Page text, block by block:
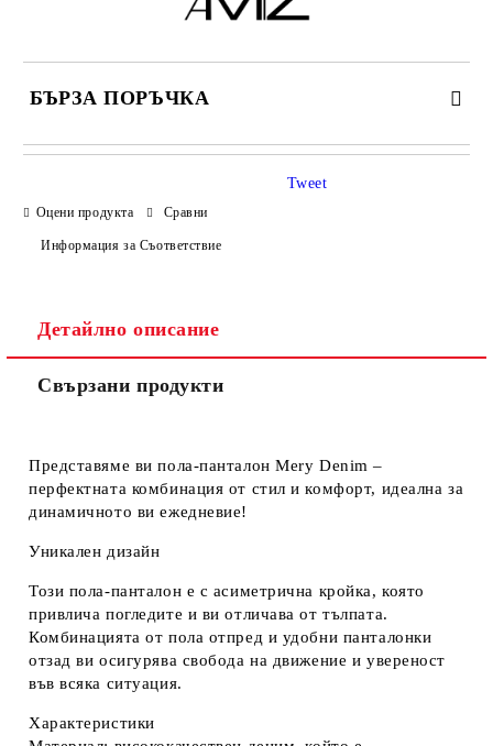
БЪРЗА ПОРЪЧКА
САМО ПОПЪЛНЕТЕ 2 ПОЛЕТА
Оцени продукта Сравни
Информация за Съответствие
Tweet
Детайлно описание
Свързани продукти
Представяме ви пола-панталон Mery Denim –
перфектната комбинация от стил и комфорт, идеална за
динамичното ви ежедневие!
Уникален дизайн
Този пола-панталон е с асиметрична кройка, която
привлича погледите и ви отличава от тълпата.
Комбинацията от пола отпред и удобни панталонки
отзад ви осигурява свобода на движение и увереност
във всяка ситуация.
Характеристики